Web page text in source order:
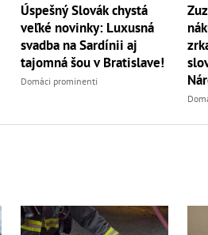
Úspešný Slovák chystá
veľké novinky: Luxusná
svadba na Sardínii aj
tajomná šou v Bratislave!
Domáci prominenti